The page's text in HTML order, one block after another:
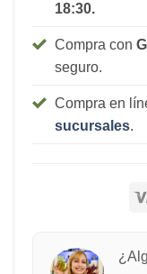
18:30.
Compra con
seguro.
Compra en
sucursales.